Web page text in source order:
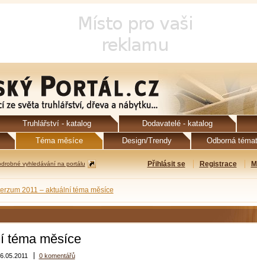
Truhlářství - katalog Dodavatelé - katalog
Téma měsíce Design/Trendy Odborná
vyhledávání na portálu Přihlásit se Registrace
2011 – aktuální téma měsíce
téma měsíce
0 komentářů